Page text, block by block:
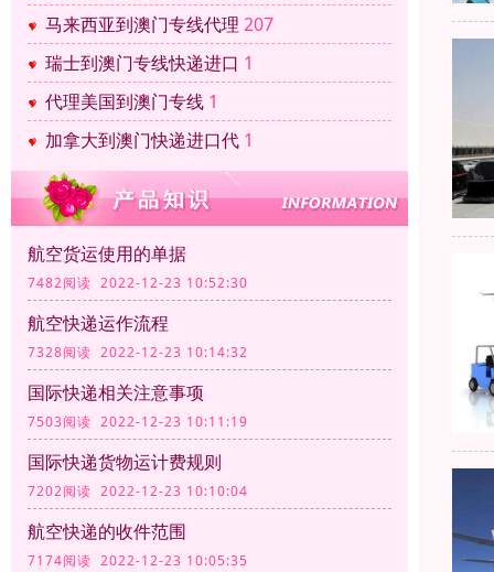
马来西亚到澳门专线代理 207
瑞士到澳门专线快递进口 1
代理美国到澳门专线 1
加拿大到澳门快递进口代 1
航空货运使用的单据
7482阅读 2022-12-23 10:52:30
航空快递运作流程
7328阅读 2022-12-23 10:14:32
国际快递相关注意事项
7503阅读 2022-12-23 10:11:19
国际快递货物运计费规则
7202阅读 2022-12-23 10:10:04
航空快递的收件范围
7174阅读 2022-12-23 10:05:35